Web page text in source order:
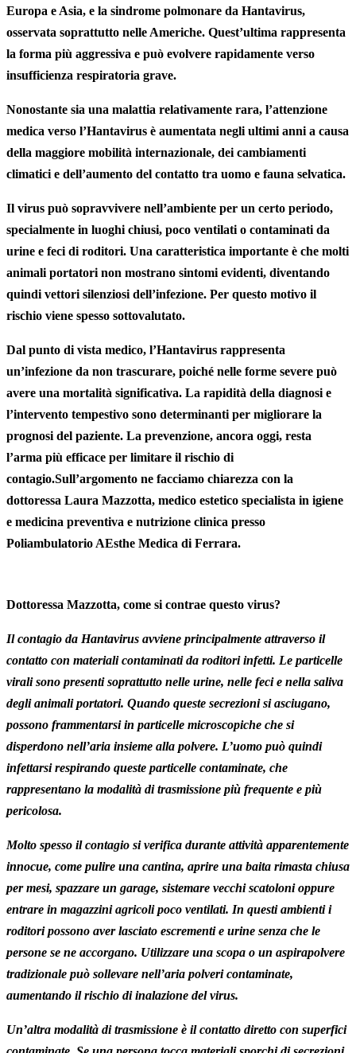
Europa e Asia, e la sindrome polmonare da Hantavirus,
osservata soprattutto nelle Americhe. Quest’ultima rappresenta
la forma più aggressiva e può evolvere rapidamente verso
insufficienza respiratoria grave.
Nonostante sia una malattia relativamente rara, l’attenzione
medica verso l’Hantavirus è aumentata negli ultimi anni a causa
della maggiore mobilità internazionale, dei cambiamenti
climatici e dell’aumento del contatto tra uomo e fauna selvatica.
Il virus può sopravvivere nell’ambiente per un certo periodo,
specialmente in luoghi chiusi, poco ventilati o contaminati da
urine e feci di roditori. Una caratteristica importante è che molti
animali portatori non mostrano sintomi evidenti, diventando
quindi vettori silenziosi dell’infezione. Per questo motivo il
rischio viene spesso sottovalutato.
Dal punto di vista medico, l’Hantavirus rappresenta
un’infezione da non trascurare, poiché nelle forme severe può
avere una mortalità significativa. La rapidità della diagnosi e
l’intervento tempestivo sono determinanti per migliorare la
prognosi del paziente. La prevenzione, ancora oggi, resta
l’arma più efficace per limitare il rischio di
contagio.Sull’argomento ne facciamo chiarezza con la
dottoressa Laura Mazzotta, medico estetico specialista in igiene
e medicina preventiva e nutrizione clinica presso
Poliambulatorio AEsthe Medica di Ferrara.
Dottoressa Mazzotta, come si contrae questo virus?
Il contagio da Hantavirus avviene principalmente attraverso il
contatto con materiali contaminati da roditori infetti. Le particelle
virali sono presenti soprattutto nelle urine, nelle feci e nella saliva
degli animali portatori. Quando queste secrezioni si asciugano,
possono frammentarsi in particelle microscopiche che si
disperdono nell’aria insieme alla polvere. L’uomo può quindi
infettarsi respirando queste particelle contaminate, che
rappresentano la modalità di trasmissione più frequente e più
pericolosa.
Molto spesso il contagio si verifica durante attività apparentemente
innocue, come pulire una cantina, aprire una baita rimasta chiusa
per mesi, spazzare un garage, sistemare vecchi scatoloni oppure
entrare in magazzini agricoli poco ventilati. In questi ambienti i
roditori possono aver lasciato escrementi e urine senza che le
persone se ne accorgano. Utilizzare una scopa o un aspirapolvere
tradizionale può sollevare nell’aria polveri contaminate,
aumentando il rischio di inalazione del virus.
Un’altra modalità di trasmissione è il contatto diretto con superfici